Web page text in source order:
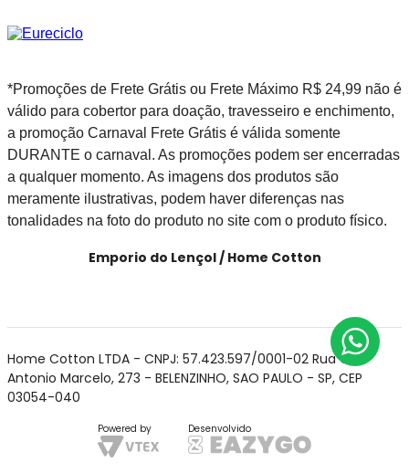
*Promoções de Frete Grátis ou Frete Máximo R$ 24,99 não é
válido para cobertor para doação, travesseiro e enchimento,
a promoção Carnaval Frete Grátis é válida somente
DURANTE o carnaval. As promoções podem ser encerradas
a qualquer momento. As imagens dos produtos são
meramente ilustrativas, podem haver diferenças nas
tonalidades na foto do produto no site com o produto físico.
Emporio do Lençol / Home Cotton
Home Cotton LTDA - CNPJ: 57.423.597/0001-02 Rua Cel
Antonio Marcelo, 273 - BELENZINHO, SAO PAULO - SP, CEP
03054-040
Powered by Desenvolvido